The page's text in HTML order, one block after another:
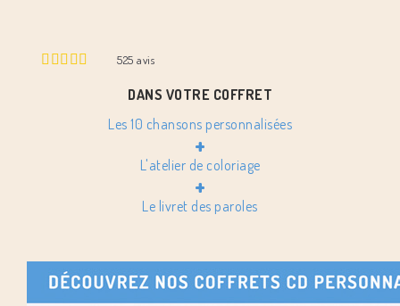
525avis
DANS VOTRE COFFRET
Les 10 chansons personnalisées
+
L'atelier de coloriage
+
Le livret des paroles